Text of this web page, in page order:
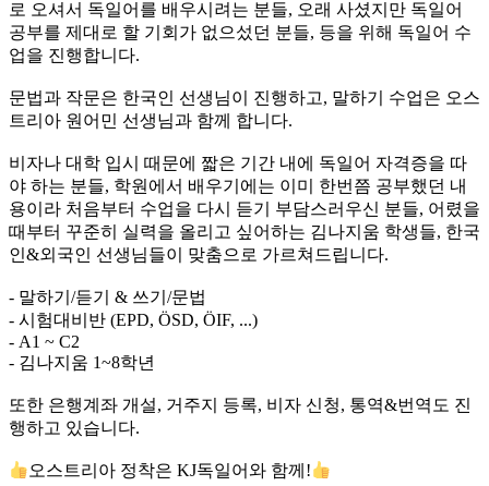
로 오셔서 독일어를 배우시려는 분들, 오래 사셨지만 독일어
공부를 제대로 할 기회가 없으섰던 분들, 등을 위해 독일어 수
업을 진행합니다.
문법과 작문은 한국인 선생님이 진행하고, 말하기 수업은 오스
트리아 원어민 선생님과 함께 합니다.
비자나 대학 입시 때문에 짧은 기간 내에 독일어 자격증을 따
야 하는 분들, 학원에서 배우기에는 이미 한번쯤 공부했던 내
용이라 처음부터 수업을 다시 듣기 부담스러우신 분들, 어렸을
때부터 꾸준히 실력을 올리고 싶어하는 김나지움 학생들, 한국
인&외국인 선생님들이 맞춤으로 가르쳐드립니다.
- 말하기/듣기 & 쓰기/문법
- 시험대비반 (EPD, ÖSD, ÖIF, ...)
- A1 ~ C2
- 김나지움 1~8학년
또한 은행계좌 개설, 거주지 등록, 비자 신청, 통역&번역도 진
행하고 있습니다.
오스트리아 정착은 KJ독일어와 함께!